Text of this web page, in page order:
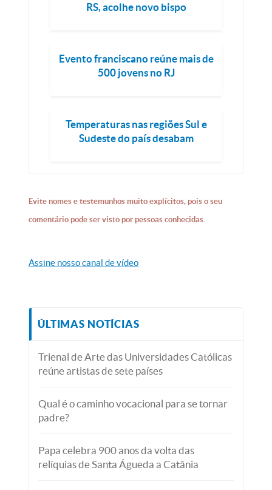
RS, acolhe novo bispo
Evento franciscano reúne mais de
500 jovens no RJ
Temperaturas nas regiões Sul e
Sudeste do país desabam
Evite nomes e testemunhos muito explícitos, pois o seu
comentário pode ser visto por pessoas conhecidas.
Assine nosso canal de vídeo
ÚLTIMAS NOTÍCIAS
Trienal de Arte das Universidades Católicas
reúne artistas de sete países
Qual é o caminho vocacional para se tornar
padre?
Papa celebra 900 anos da volta das
relíquias de Santa Águeda a Catânia